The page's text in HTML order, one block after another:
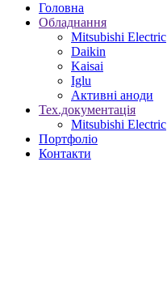
Головна
Обладнання
Mitsubishi Electric
Daikin
Kaisai
Iglu
Активні аноди
Тех.документація
Mitsubishi Electric
Портфоліо
Контакти